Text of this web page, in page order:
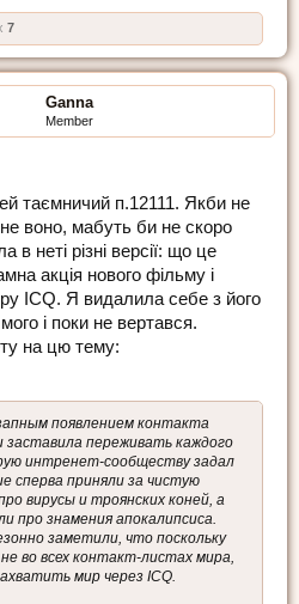
7
Ganna
Member
таємничий п.12111. Якби не
воно, мабуть би не скоро
в неті різні версії: що це
акція нового фільму і
ICQ. Я видалила себе з його
і поки не вертався.
на цю тему:
появлением контакта
заставила переживать каждого
интренет-сообществу задал
сперва приняли за чистую
вирусы и троянских коней, а
про знамения апокалипсиса.
заметили, что поскольку
во всех контакт-листах мира,
мир через ICQ.